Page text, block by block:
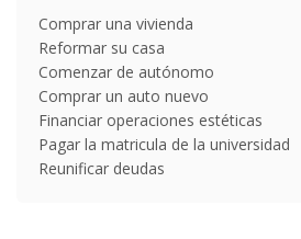
Comprar una vivienda
Reformar su casa
Comenzar de autónomo
Comprar un auto nuevo
Financiar operaciones estéticas
Pagar la matricula de la universidad
Reunificar deudas